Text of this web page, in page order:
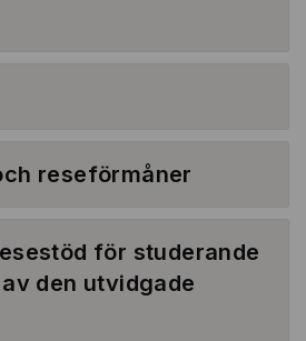
reseförmåner
för studerande
den utvidgade